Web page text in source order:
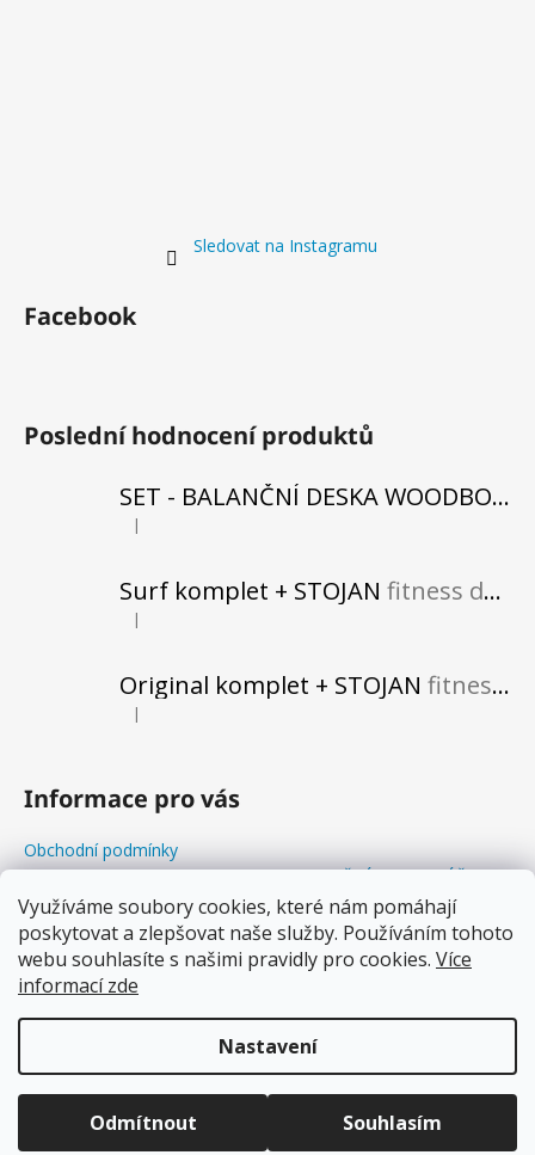
Využíváme soubory cookies, které nám pomáhají
poskytovat a zlepšovat naše služby. Používáním tohoto
webu souhlasíte s našimi pravidly pro cookies. Více
informací zde
Nastavení
Odmítnout Souhlasím
Sledovat na Instagramu
Facebook
Poslední hodnocení produktů
SET - BALANČNÍ DESKA WOODBOARDS SURF SHARK KOMPLET + REHABO 360 SAMOSTATNĚ
Hodnocení produktu je 5 z 5 hvězdiček.
|
Surf komplet + STOJAN fitness do vašeho obytného prostoru
Hodnocení produktu je 5 z 5 hvězdiček.
|
Original komplet + STOJAN fitness do vašeho obytného prostoru
Hodnocení produktu je 5 z 5 hvězdiček.
|
Informace pro vás
Obchodní podmínky
Odstoupení od kupní smlouvy+REKLAMAČNÍ FORMULÁŘ
Balanční Workshopy
Podmínky ochrany osobních údajů
Soubory cookies
Proč balancovat s WOODBOARDS?
Copyright 2026www.woodboards.cz. Všechna práva
vyhrazena.
Upravit nastavení cookies